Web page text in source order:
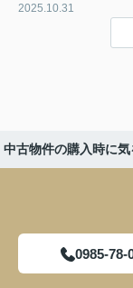
2025.10.31
中古物件の購入時に
0985-78-